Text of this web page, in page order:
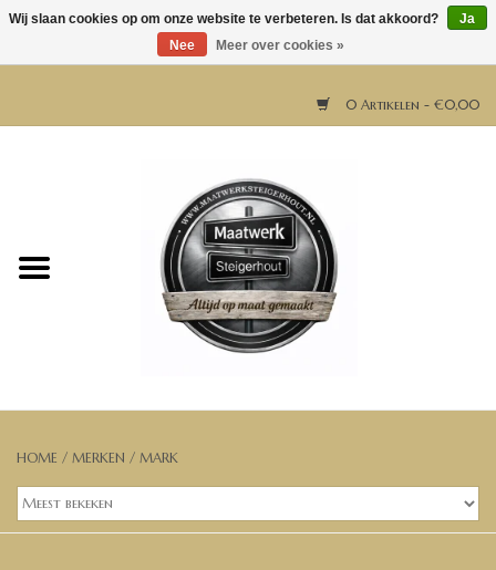
0 Artikelen - €0,00
Horeca meubels
Bartafels
Banken, stoelen &
(Bar)krukken
HOME / MERKEN / MARK
Wij slaan cookies op om onze website te verbeteren. Is dat akkoord?
Ja
Nee
Meer over cookies »